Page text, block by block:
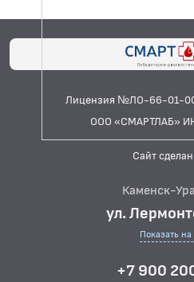
Лицензия №ЛО-66-01-
ООО «СМАРТЛАБ»
Сайт
Каменск-
ул.
Показать на
+7 900